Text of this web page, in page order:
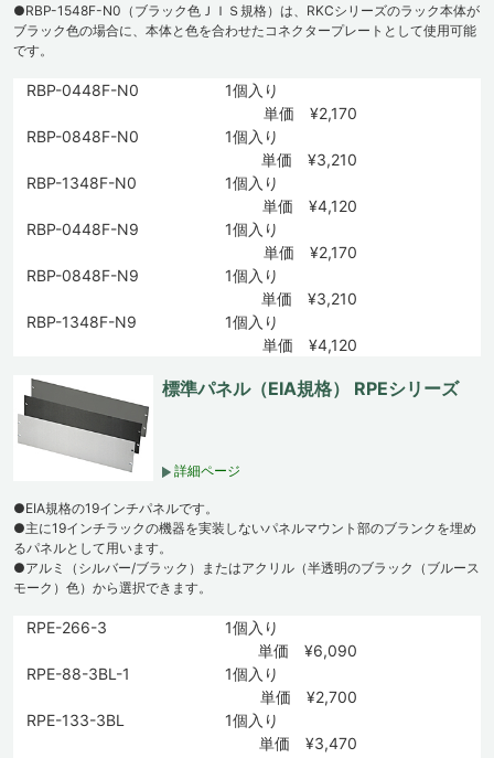
●RBP-1548F-N0（ブラック色ＪＩＳ規格）は、RKCシリーズのラック本体が
ブラック色の場合に、本体と色を合わせたコネクタープレートとして使用可能
です。
RBP-0448F-N0
1個入り
単価 ¥2,170
RBP-0848F-N0
1個入り
単価 ¥3,210
RBP-1348F-N0
1個入り
単価 ¥4,120
RBP-0448F-N9
1個入り
単価 ¥2,170
RBP-0848F-N9
1個入り
単価 ¥3,210
RBP-1348F-N9
1個入り
単価 ¥4,120
標準パネル（EIA規格） RPEシリーズ
詳細ページ
●EIA規格の19インチパネルです。
●主に19インチラックの機器を実装しないパネルマウント部のブランクを埋め
るパネルとして用います。
●アルミ（シルバー/ブラック）またはアクリル（半透明のブラック（ブルース
モーク）色）から選択できます。
RPE-266-3
1個入り
単価 ¥6,090
RPE-88-3BL-1
1個入り
単価 ¥2,700
RPE-133-3BL
1個入り
単価 ¥3,470